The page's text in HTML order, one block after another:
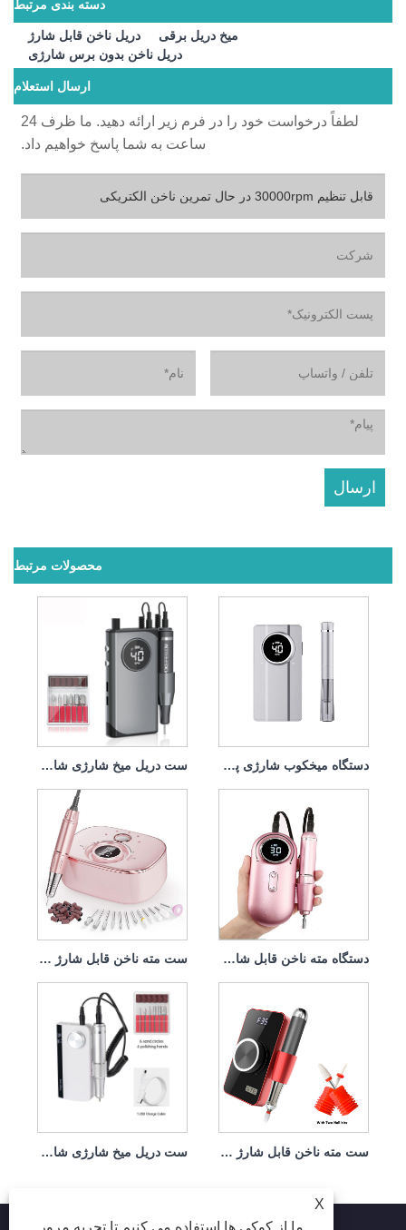
دسته بندی مرتبط
دریل ناخن قابل شارژ
میخ دریل برقی
دریل ناخن بدون برس شارژی
ارسال استعلام
لطفاً درخواست خود را در فرم زیر ارائه دهید. ما ظرف 24
ساعت به شما پاسخ خواهیم داد.
محصولات مرتبط
ست دریل میخ شارژی شارژی حرفه ای 45w 40000rpm دستگاه میخکوب شارژی پرقدرت 45w 40000rpm
ست مته ناخن قابل شارژ با هندپیس قدرتمند 45w 35000rpm دستگاه مته ناخن قابل شارژ 45w 35000rpm
ست دریل میخ شارژی شارژی Near Me USB 45w 35000rpm ست مته ناخن قابل شارژ Nail Drill On Toes Fingers 35w 35000rpm
X
ما از کوکی ها استفاده می کنیم تا تجربه مرور